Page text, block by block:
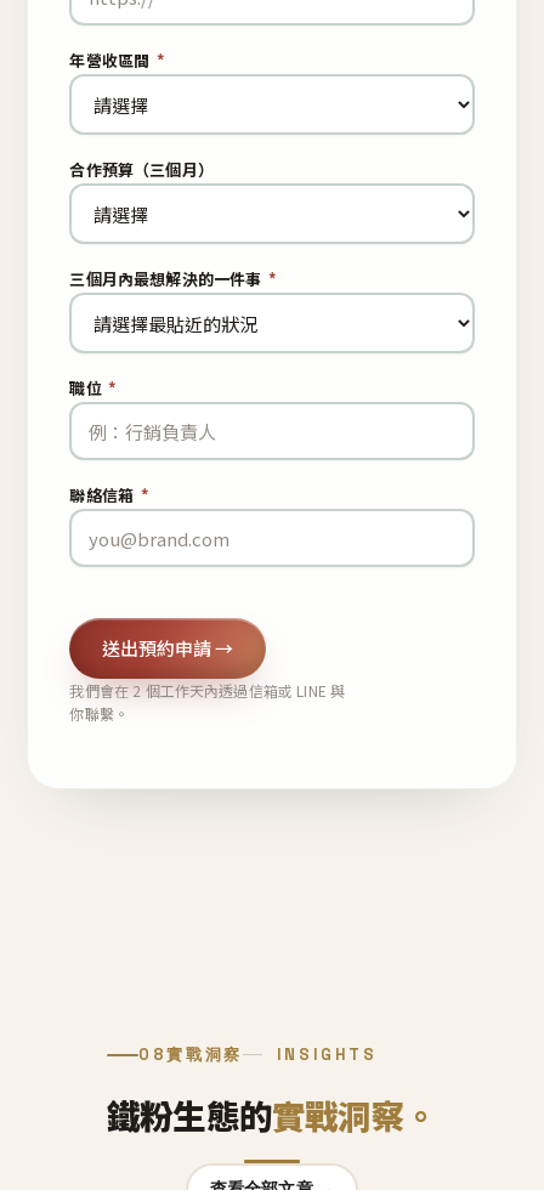
年營收區間 *
合作預算（三個月）
三個月內最想解決的一件事 *
職位 *
聯絡信箱 *
送出預約申請 →
我們會在 2 個工作天內透過信箱或 LINE 與
你聯繫。
08實戰洞察 INSIGHTS
鐵粉生態的實戰洞察。